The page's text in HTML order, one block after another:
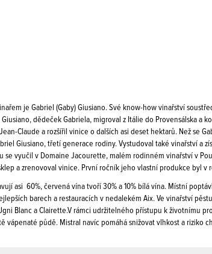
je Gabriel (Gaby) Giusiano. Své know-how vinařství
dědeček Gabriela, migroval z Itálie do Provensálska a
Claude a rozšířil vinice o dalších asi deset hektarů. Než se
Giusiano, třetí generace rodiny. Vystudoval také vinařství a
se vyučil v Domaine Jacourette, malém rodinném vinařství v
a zrenovoval vinice. První ročník jeho vlastní produkce byl v
asi 60%, červená vína tvoří 30% a 10% bílá vína. Místní
barech a restauracích v nedalekém Aix. Ve vinařství
Blanc a Clairette.V rámci udržitelného přístupu k životnímu
půdě. Mistral navíc pomáhá snižovat vlhkost a riziko